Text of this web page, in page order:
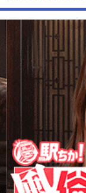
【動画】USJの禁止
ても止まらない事態に
Powered by livedoor